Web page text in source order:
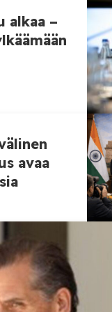
oli esitelty
alkaa –
avaa
Blogi 29.1.2026